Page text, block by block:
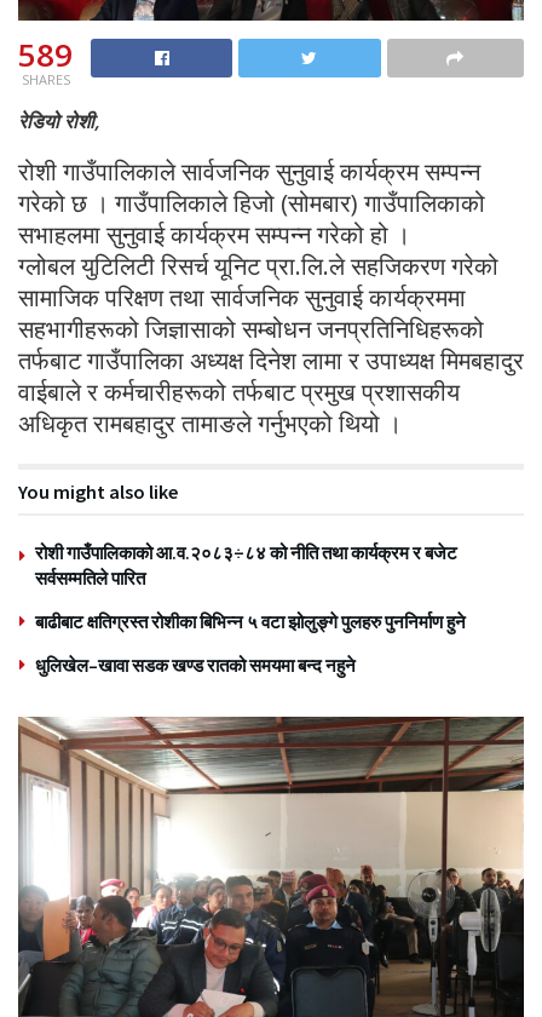
589
SHARES
रेडियो रोशी,
रोशी गाउँपालिकाले सार्वजनिक सुनुवाई कार्यक्रम सम्पन्न
गरेको छ । गाउँपालिकाले हिजो (सोमबार) गाउँपालिकाको
सभाहलमा सुनुवाई कार्यक्रम सम्पन्न गरेको हो ।
ग्लोबल युटिलिटी रिसर्च यूनिट प्रा.लि.ले सहजिकरण गरेको
सामाजिक परिक्षण तथा सार्वजनिक सुनुवाई कार्यक्रममा
सहभागीहरूको जिज्ञासाको सम्बोधन जनप्रतिनिधिहरूको
तर्फबाट गाउँपालिका अध्यक्ष दिनेश लामा र उपाध्यक्ष मिमबहादुर
वाईबाले र कर्मचारीहरूको तर्फबाट प्रमुख प्रशासकीय
अधिकृत रामबहादुर तामाङले गर्नुभएको थियो ।
You might also like
रोशी गाउँपालिकाको आ.व.२०८३÷८४ को नीति तथा कार्यक्रम र बजेट
सर्वसम्मतिले पारित
बाढीबाट क्षतिग्रस्त रोशीका बिभिन्न ५ वटा झोलुङ्गे पुलहरु पुननिर्माण हुने
धुलिखेल–खावा सडक खण्ड रातको समयमा बन्द नहुने